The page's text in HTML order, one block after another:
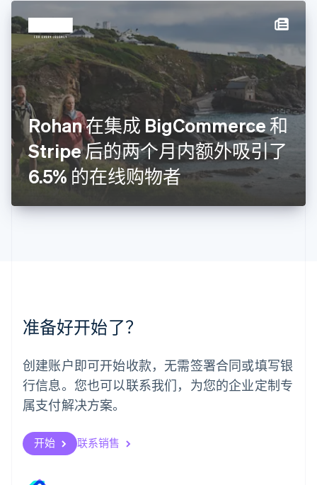
Rohan 在集成 BigCommerce 和
Stripe 后的两个月内额外吸引了
6.5% 的在线购物者
准备好开始了？
创建账户即可开始收款，无需签署合同或填写银
行信息。您也可以联系我们，为您的企业定制专
属支付解决方案。
开始 联系销售
English
立陶宛
English
列支敦士登
DeutschEnglish
卢森堡
FrançaisDeutsch English
罗马尼亚
English
马尔他
English
马来西亚
美国
日本
日本語English
SvenskaEnglish
瑞士
DeutschFrançais ItalianoEnglish
塞浦路斯
斯洛伐克
English
English